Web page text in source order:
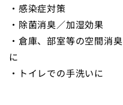
・感染症対策
・除菌消臭／加湿効果
・倉庫、部室等の空間消臭
に
・トイレでの手洗いに